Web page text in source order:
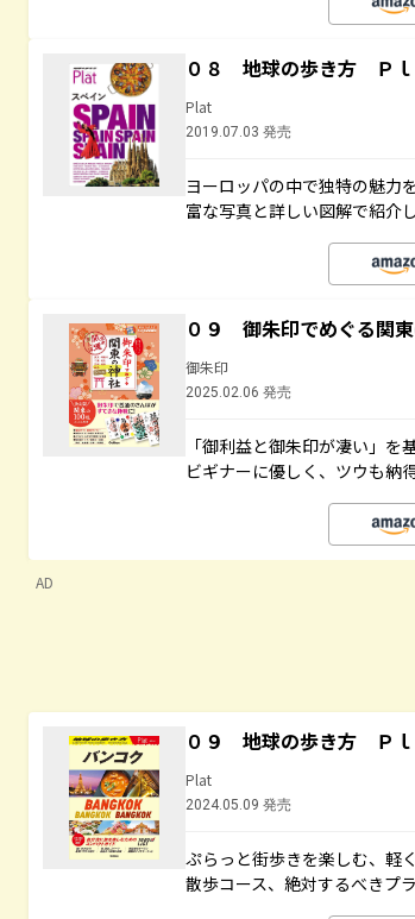
０８ 地球の歩き方 Ｐ
Plat
2019.07.03 発売
ヨーロッパの中で独特の魅力
富な写真と詳しい図解で紹介
０９ 御朱印でめぐる関
御朱印
2025.02.06 発売
「御利益と御朱印が凄い」を
ビギナーに優しく、ツウも納
AD
０９ 地球の歩き方 Ｐ
Plat
2024.05.09 発売
ぷらっと街歩きを楽しむ、軽
散歩コース、絶対するべきプラ